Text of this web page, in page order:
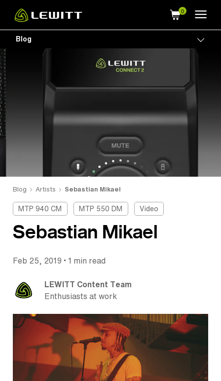
main
content
Blog
Blog Artists Sebastian Mikael
MTP 940 CM MTP 550 DM Video
Sebastian Mikael
Feb 25, 2019 • 1 min read
LEWITT Content Team
Enthusiasts at work